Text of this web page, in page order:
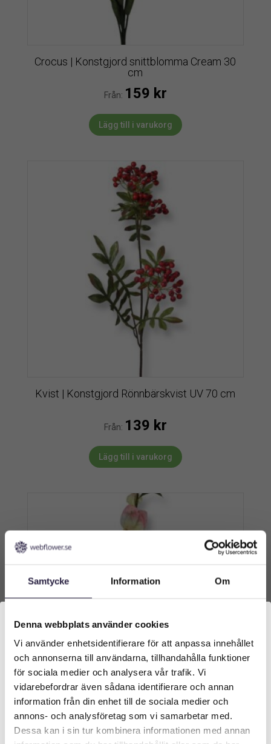
Samtycke Information Om
Denna webbplats använder cookies
Vi använder enhetsidentifierare för att anpassa innehållet
och annonserna till användarna, tillhandahålla funktioner
för sociala medier och analysera vår trafik. Vi
vidarebefordrar även sådana identifierare och annan
information från din enhet till de sociala medier och
annons- och analysföretag som vi samarbetar med.
Dessa kan i sin tur kombinera informationen med annan
Crocus | Konstgjord snittblomma Cream 30
cm
Från: 159 kr
Lägg till i varukorg
Kvist | Konstgjord Rönnbärskvist UV 70 cm
Från: 139 kr
Lägg till i varukorg
Bouganvillea | Konstgjord ljusrosa Kvist 68 cm
Välkommen till Webflower
Vilken typ av kund är du? Du kan alltid justera ditt val
längst upp på sidan.
Företagskund (exkl. moms)